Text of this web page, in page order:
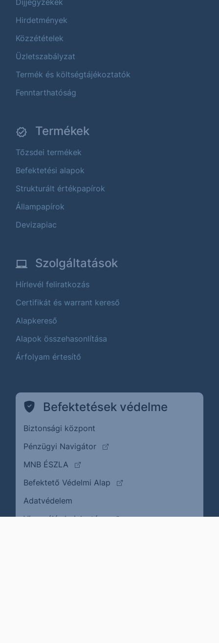
Díjjegyzékek
Hirdetmények
Közzétételek
Üzletszabályzat
Termék és költségtájékoztatók
Fenntarthatóság
Termékek
Tőzsdei termékek
Befektetési alapok
Strukturált értékpapírok
Állampapírok
Devizapiac
Szolgáltatások
Hírlevél feliratkozás
Certifikát és warrant kereső
Alapkereső
Alapok összehasonlítása
Árfolyam értesítő
Befektetések védelme
Biztonsági központ
Pénzügyi Navigátor
(külső oldalra ugrik)
MNB ÉSZLA
(külső oldalra ugrik)
Befektető Védelmi Alap
(külső oldalra ugrik)
Adatvédelem
Visszaélés bejelentése(külső oldalra ugrik)